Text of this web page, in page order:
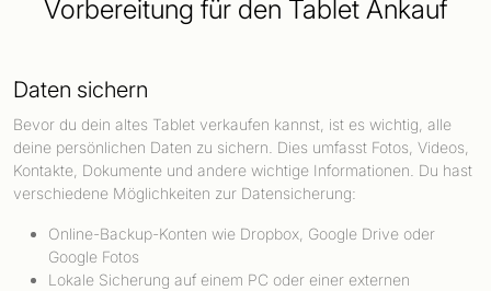
Vorbereitung für den Tablet Ankauf
Daten sichern
Bevor du dein altes Tablet verkaufen kannst, ist es wichtig, alle
deine persönlichen Daten zu sichern. Dies umfasst Fotos, Videos,
Kontakte, Dokumente und andere wichtige Informationen. Du hast
verschiedene Möglichkeiten zur Datensicherung:
Online-Backup-Konten wie Dropbox, Google Drive oder
Google Fotos
Lokale Sicherung auf einem PC oder einer externen